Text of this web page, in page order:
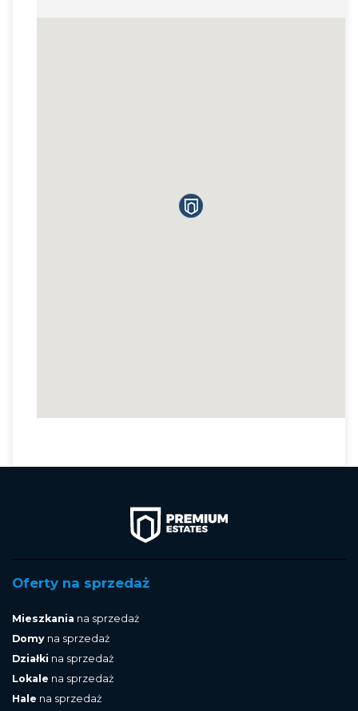
Oferty na sprzedaż
Mieszkania na sprzedaż
Domy na sprzedaż
Działki na sprzedaż
Lokale na sprzedaż
Hale na sprzedaż